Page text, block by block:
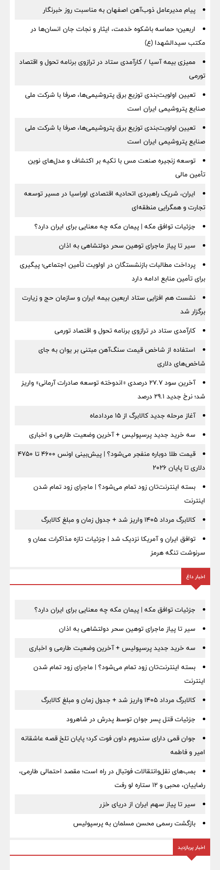
پیام مدیرعامل ذوب‌آهن اصفهان به مناسبت روز خبرنگار
اربعین؛ حماسه باشکوه خدمت، ایثار و نجات جان انسان‌ها در
مکتب سیدالشهدا (ع)
ممیزی بیمه آسیا / کارآمدی ستاد در ترازوی برنامه تحول و اقتصاد
تورمی
تعیین اولویت‌بندی توزیع برق پتروشیمی‌ها، صرفا با شرکت ملی
صنایع پتروشیمی ایران است
تعیین اولویت‌بندی توزیع برق پتروشیمی‌ها، صرفا با شرکت ملی
صنایع پتروشیمی ایران است
توسعه زنجیره صنعت مس با تکیه بر اکتشاف و مدل‌های نوین
تأمین مالی
ایران، شریک راهبردی اتحادیه اقتصادی اوراسیا در مسیر توسعه
تجارت و همگرایی منطقه‌ای
جزئیات توافق مکه | پیمان مکه چه معنایی برای ایران دارد؟
سیر تا پیاز ماجرای توهین سحر دولتشاهی به اذان
پرداخت مطالبات بازنشستگان در اولویت تأمین اجتماعی؛ پیگیری
برای تأمین منابع ادامه دارد
نشست هم افزایی ستاد اربعین بیمه ایران و سازمان حج و زیارت
برگزار شد
کارآمدی ستاد در ترازوی برنامه تحول و اقتصاد تورمی
استفاده از شاخص قیمت سنگ‌آهن مبتنی بر یوان به جای
شاخص‌های دلاری
آخرین سود ۲۷.۷ درصدی «اندوخته توسعه صادرات آرمانی» واریز
شد؛ نرخ جدید ۲۹.۱ درصد
آغاز مرحله جدید کالابرگ از ۱۵ مردادماه
سه خرید جدید پرسپولیس + آخرین وضعیت طارمی و اخباری
قیمت طلا دوباره منفجر می‌شود؟ | پیش‌بینی اونس ۴۶۰۰ تا ۴۷۵۰
دلاری تا پایان ۲۰۲۶
بسته اینترنت‌تان زود تمام می‌شود؟ | ماجرای زود تمام شدن
اینترنت
کالابرگ مرداد ۱۴۰۵ واریز شد + جدول زمان و مبلغ کالابرگ
توافق ایران و آمریکا نزدیک شد | جزئیات تازه مذاکرات عمان و
سرنوشت تنگه هرمز
اخبار داغ
جزئیات توافق مکه | پیمان مکه چه معنایی برای ایران دارد؟
سیر تا پیاز ماجرای توهین سحر دولتشاهی به اذان
سه خرید جدید پرسپولیس + آخرین وضعیت طارمی و اخباری
بسته اینترنت‌تان زود تمام می‌شود؟ | ماجرای زود تمام شدن
اینترنت
کالابرگ مرداد ۱۴۰۵ واریز شد + جدول زمان و مبلغ کالابرگ
جزئیات قتل پسر جوان توسط پدرش در شاهرود
جوان قمی دارای سندروم داون فوت کرد؛ پایان تلخ قصه عاشقانه
امیر و فاطمه
بمب‌های نقل‌وانتقالات فوتبال در راه است؛ مقصد احتمالی طارمی،
رضاییان، محبی و ۱۲ ستاره لو رفت
سیر تا پیاز سهم ایران از دریای خزر
بازگشت رسمی محسن مسلمان به پرسپولیس
اخبار پربازدید